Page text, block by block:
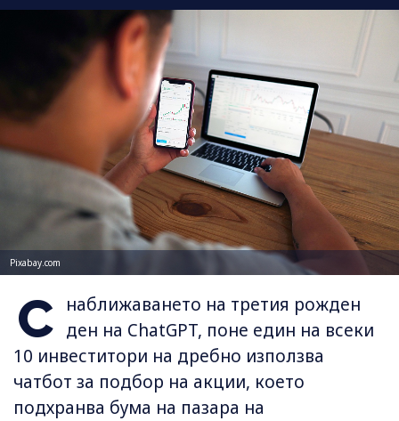
Pixabay.com
С
наближаването на третия рожден
ден на ChatGPT, поне един на всеки
10 инвеститори на дребно използва
чатбот за подбор на акции, което
подхранва бума на пазара на